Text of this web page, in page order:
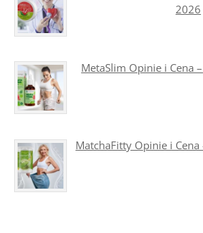
2026
MetaSlim Opinie i Cena
MatchaFitty Opinie i Cena